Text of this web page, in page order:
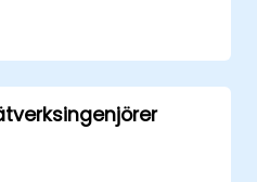
automatiserade
med